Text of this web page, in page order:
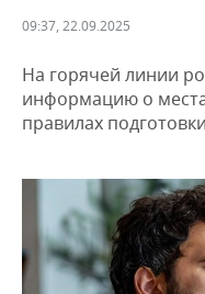
ДЕКЛАРАЦИИ О
КОРОЛИ
КОМУ
ТОРГОВЫЕ ЦЕНТРЫ
ТАТАРСТАНА
НОВОСТИ
ФИНАНСЫ
БЮДЖЕТ
ИНВЕСТИЦИИ
ПРОМЫШЛЕННОСТЬ
НОВОСТИ
ПРОМЫШЛЕННОСТИ
АГРОПРОМ
МАШИНОСТРОЕНИЕ
НЕФТЕХИМИЯ
НЕДВИЖИМОСТЬ
НОВОСТИ АВТО
БИЗНЕС
НОВОСТИ БИЗНЕСА
ТЕХНОЛОГИИ
09:37, 22.09.2025
На горячей линии
информацию о
правилах